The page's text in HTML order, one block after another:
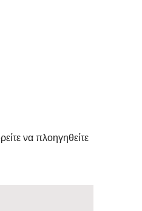
να πλοηγηθείτε